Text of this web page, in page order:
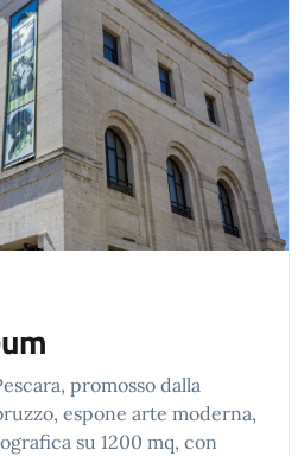
promosso dalla
espone arte moderna,
su 1200 mq, con